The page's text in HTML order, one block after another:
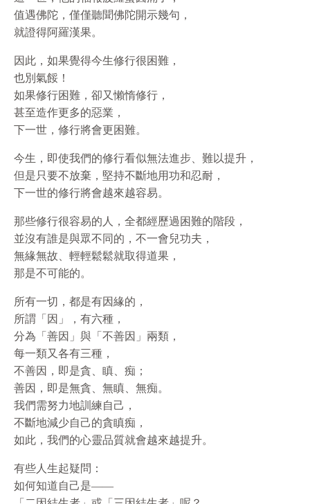
值遇佛陀，僅僅聽聞佛陀開示幾句，
就證得阿羅漢果。
因此，如果覺得今生修行很困難，
也別氣餒！
如果修行困難，卻又懶惰修行，
甚至造作更多的惡業，
下一世，修行將會更困難。
今生，即使我們的修行看似無法進步、難以提升，
但是只要不放棄，堅持不斷地用功和忍耐，
下一世的修行將會越來越容易。
那些修行很容易的人，全都經歷過困難的階段，
並沒有誰是與眾不同的，不一會兒功夫，
無緣無故、輕輕鬆鬆就取得道果，
那是不可能的。
所有一切，都是有因緣的，
所謂「因」，有六種，
分為「善因」與「不善因」兩類，
每一類又各有三種，
不善因，即是貪、瞋、痴；
善因，即是無貪、無瞋、無痴。
我們需努力地訓練自己，
不斷地減少自己的貪瞋痴，
如此，我們的心靈品質就會越來越提升。
有些人生起疑問：
如何知道自己是——